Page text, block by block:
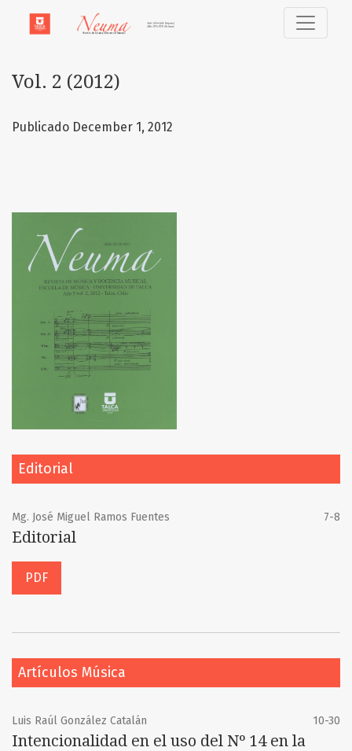
Vol. 2 (2012)
Publicado December 1, 2012
Editorial
Mg. José Miguel Ramos Fuentes 7-8
Editorial
PDF
Artículos Música
Luis Raúl González Catalán 10-30
Intencionalidad en el uso del Nº 14 en la